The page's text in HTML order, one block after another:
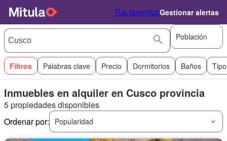
Tus favoritosGestionar alertas
Población
Filtros Palabras clave Precio Dormitorios Baños
Inmuebles en alquiler en Cusco provincia
5 propiedades disponibles
Ordenar por:
Popularidad